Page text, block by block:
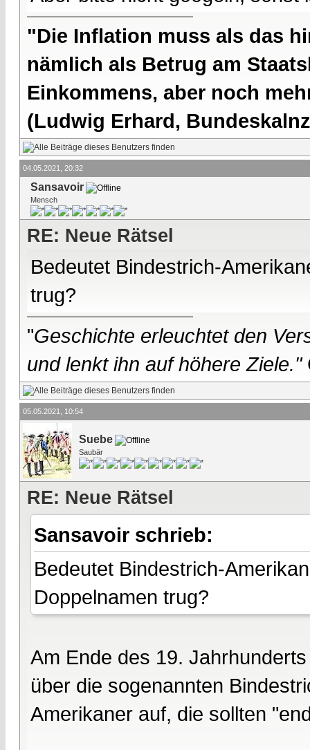
"Die Inflation muss als das
nämlich als Betrug am
Einkommens, aber noch
(Ludwig Erhard,
04.05.2021, 20:32
Sansavoir
Mensch
RE: Neue Rätsel
Bedeutet Bindestrich-
trug?
"Geschichte erleuchtet den
und lenkt ihn auf höhere Ziele."
05.05.2021, 10:54
Suebe
Saubär
RE: Neue Rätsel
Sansavoir schrieb:
Bedeutet Bindestrich-
Doppelnamen trug?
Am Ende des 19.
über die sogenannten
Amerikaner auf, die sollten